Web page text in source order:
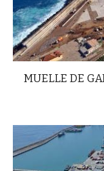
MUELLE DE